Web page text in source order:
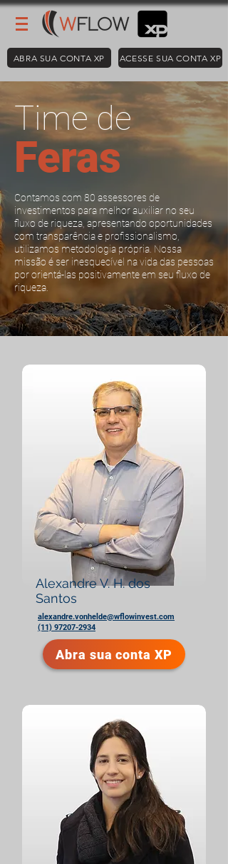
ABRA SUA CONTA XP ACESSE SUA CONTA XP
Time de
Feras
Contamos com 80 assessores de
investimentos para melhor auxiliar no seu
fluxo de riqueza, apresentando oportunidades
com transparência e profissionalismo,
utilizamos metodologia própria. Nossa
missão é ser inesquecível na vida das pessoas
por orientá-las positivamente em seu fluxo de
riqueza.
Alexandre V. H. dos
Santos
alexandre.vonhelde@wflowinvest.com
(11) 97207-2934
Abra sua conta XP